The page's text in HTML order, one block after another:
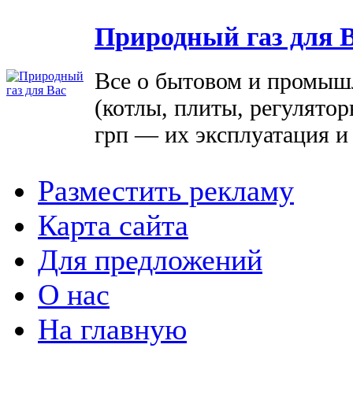
Природный газ для
Все о бытовом и
(котлы, плиты,
грп — их эксплуатация
Разместить рекламу
Карта сайта
Для предложений
О нас
На главную